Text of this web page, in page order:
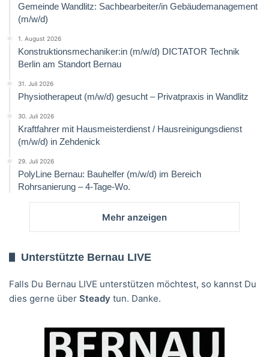
Gemeinde Wandlitz: Sachbearbeiter/in Gebäudemanagement
(m/w/d)
1. August 2026
Konstruktionsmechaniker:in (m/w/d) DICTATOR Technik
Berlin am Standort Bernau
31. Juli 2026
Physiotherapeut (m/w/d) gesucht – Privatpraxis in Wandlitz
30. Juli 2026
Kraftfahrer mit Hausmeisterdienst / Hausreinigungsdienst
(m/w/d) in Zehdenick
29. Juli 2026
PolyLine Bernau: Bauhelfer (m/w/d) im Bereich
Rohrsanierung – 4-Tage-Wo.
Mehr anzeigen
Unterstützte Bernau LIVE
Falls Du Bernau LIVE unterstützen möchtest, so kannst Du
dies gerne über Steady tun. Danke.